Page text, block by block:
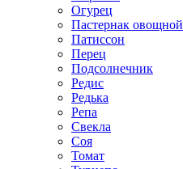
Огурец
Пастернак овощной
Патиссон
Перец
Подсолнечник
Редис
Редька
Репа
Свекла
Соя
Томат